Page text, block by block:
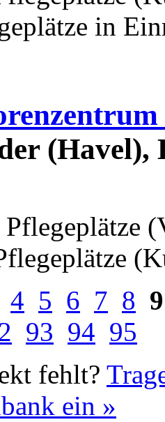
in
Pflegeplätze
4 5 6 7 8 9
93 94 95
fehlt?
ein »